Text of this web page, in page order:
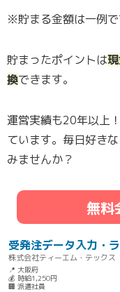
※貯まる金額は一例で
貯まったポイントは
換できます。
運営実績も20年以上
ています。毎日好き
みませんか？
無料
受発注データ入力・
株式会社ティーエム・テックス
📍 大阪府
💰 時給1,250円
🏢 派遣社員